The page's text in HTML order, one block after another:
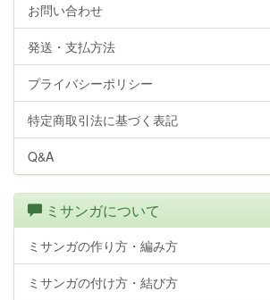
お問い合わせ
発送・支払方法
プライバシーポリシー
特定商取引法に基づく表記
Q&A
ミサンガについて
ミサンガの作り方・編み方
ミサンガの付け方・結び方